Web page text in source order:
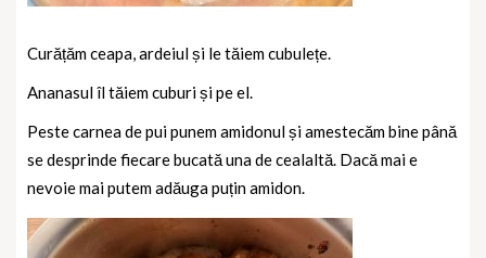
Curățăm ceapa, ardeiul și le tăiem cubulețe.
Ananasul îl tăiem cuburi și pe el.
Peste carnea de pui punem amidonul și amestecăm bine până
se desprinde fiecare bucată una de cealaltă. Dacă mai e
nevoie mai putem adăuga puțin amidon.